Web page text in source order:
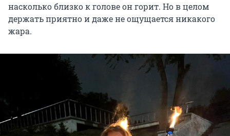
насколько близко к голове он горит. Но в целом
держать приятно и даже не ощущается никакого
жара.